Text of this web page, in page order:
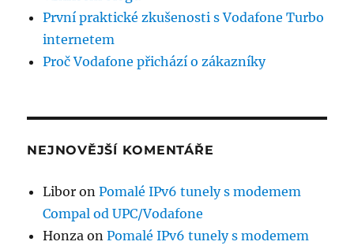
První praktické zkušenosti s Vodafone Turbo
internetem
Proč Vodafone přichází o zákazníky
NEJNOVĚJŠÍ KOMENTÁŘE
Libor onPomalé IPv6 tunely s modemem
Compal od UPC/Vodafone
Honza onPomalé IPv6 tunely s modemem